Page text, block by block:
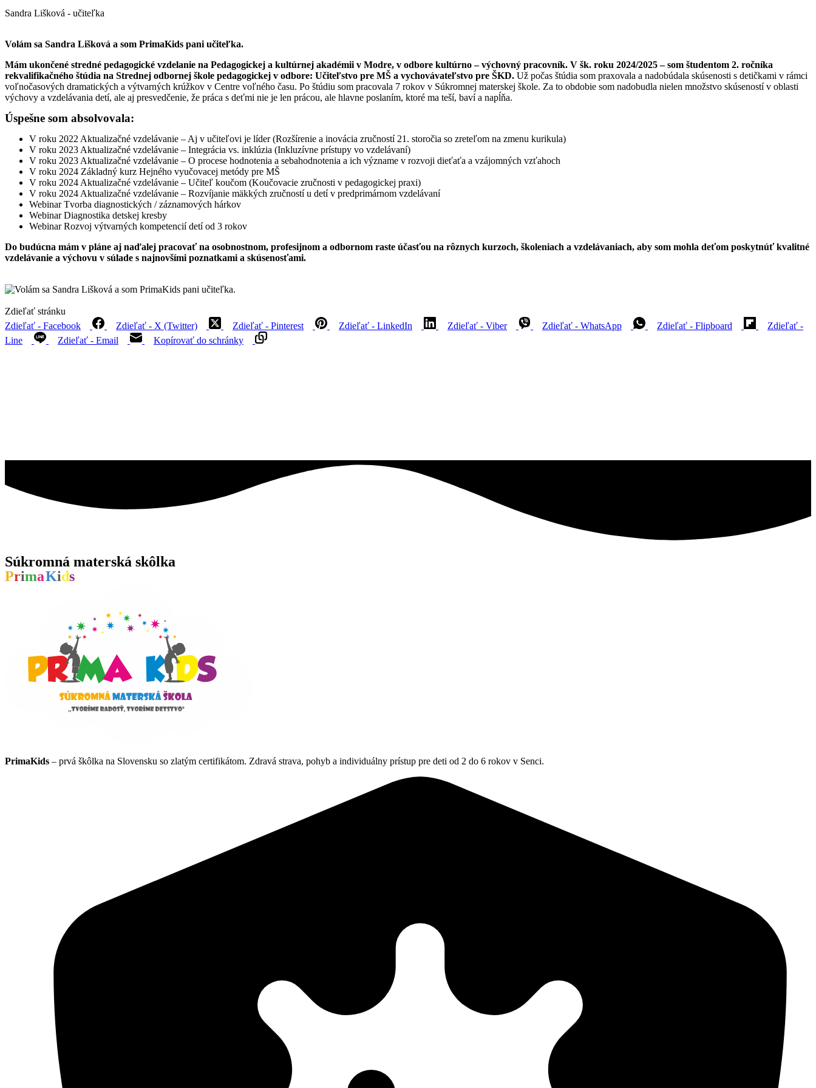
Sandra Lišková - učiteľka
Volám sa Sandra Lišková a som PrimaKids pani učiteľka.
Mám ukončené stredné pedagogické vzdelanie na Pedagogickej a kultúrnej akadémii v Modre, v odbore kultúrno – výchovný pracovník. V šk. roku 2024/2025 – som študentom 2. ročníka
rekvalifikačného štúdia na Strednej odbornej škole pedagogickej v odbore: Učiteľstvo pre MŠ a vychovávateľstvo pre ŠKD. Už počas štúdia som praxovala a nadobúdala skúsenosti s detičkami v rámci
voľnočasových dramatických a výtvarných krúžkov v Centre voľného času. Po štúdiu som pracovala 7 rokov v Súkromnej materskej škole. Za to obdobie som nadobudla nielen množstvo skúseností v oblasti
výchovy a vzdelávania detí, ale aj presvedčenie, že práca s deťmi nie je len prácou, ale hlavne poslaním, ktoré ma teší, baví a napĺňa.
Úspešne som absolvovala:
V roku 2022 Aktualizačné vzdelávanie – Aj v učiteľovi je líder (Rozšírenie a inovácia zručností 21. storočia so zreteľom na zmenu kurikula)
V roku 2023 Aktualizačné vzdelávanie – Integrácia vs. inklúzia (Inkluzívne prístupy vo vzdelávaní)
V roku 2023 Aktualizačné vzdelávanie – O procese hodnotenia a sebahodnotenia a ich význame v rozvoji dieťaťa a vzájomných vzťahoch
V roku 2024 Základný kurz Hejného vyučovacej metódy pre MŠ
V roku 2024 Aktualizačné vzdelávanie – Učiteľ koučom (Koučovacie zručnosti v pedagogickej praxi)
V roku 2024 Aktualizačné vzdelávanie – Rozvíjanie mäkkých zručností u detí v predprimárnom vzdelávaní
Webinar Tvorba diagnostických / záznamových hárkov
Webinar Diagnostika detskej kresby
Webinar Rozvoj výtvarných kompetencií detí od 3 rokov
Do budúcna mám v pláne aj naďalej pracovať na osobnostnom, profesijnom a odbornom raste účasťou na rôznych kurzoch, školeniach a vzdelávaniach, aby som mohla deťom poskytnúť kvalitné
vzdelávanie a výchovu v súlade s najnovšími poznatkami a skúsenosťami.
Zdieľať stránku
Zdieľať - Facebook
Zdieľať - X (Twitter) Zdieľať - Pinterest Zdieľať - LinkedIn Zdieľať - Viber Zdieľať - WhatsApp Zdieľať - Flipboard
Zdieľať -
Line
Zdieľať - Email Kopírovať do schránky
Súkromná materská skôlka
PrimaKids
PrimaKids – prvá škôlka na Slovensku so zlatým certifikátom. Zdravá strava, pohyb a individuálny prístup pre deti od 2 do 6 rokov v Senci.